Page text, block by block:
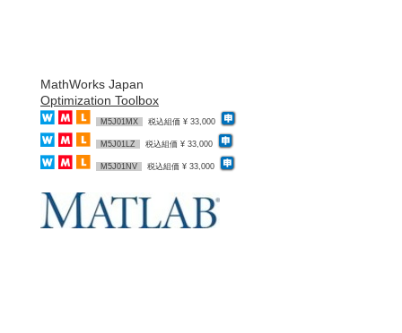
MathWorks Japan
Optimization Toolbox
M5J01MX 税込組価 ¥ 33,000
M5J01LZ 税込組価 ¥ 33,000
M5J01NV 税込組価 ¥ 33,000